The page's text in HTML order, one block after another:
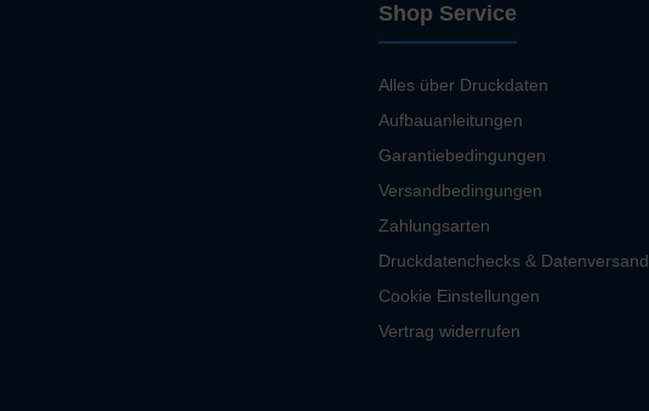
Shop Service
Alles über Druckdaten
Aufbauanleitungen
Garantiebedingungen
Versandbedingungen
Zahlungsarten
Druckdatenchecks & Datenversand
Cookie Einstellungen
Vertrag widerrufen